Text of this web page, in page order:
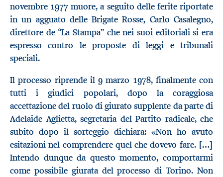
novembre 1977 muore, a seguito delle ferite riportate
in un agguato delle Brigate Rosse, Carlo Casalegno,
direttore de “La Stampa” che nei suoi editoriali si era
espresso contro le proposte di leggi e tribunali
speciali.
Il processo riprende il 9 marzo 1978, finalmente con
tutti i giudici popolari, dopo la coraggiosa
accettazione del ruolo di giurato supplente da parte di
Adelaide Aglietta, segretaria del Partito radicale, che
subito dopo il sorteggio dichiara: «Non ho avuto
esitazioni nel comprendere quel che dovevo fare. […]
Intendo dunque da questo momento, comportarmi
come possibile giurata del processo di Torino. Non